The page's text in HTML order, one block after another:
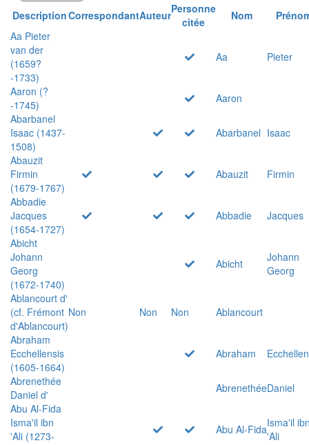
DescriptionCorrespondantAuteurPersonne
citée
Nom
Aa Pieter
van der
(1659?
-1733)
Aa Pieter
Aaron (?
-1745)
Aaron
Abarbanel
Isaac (1437-
1508)
Abarbanel Isaac
Abauzit
Firmin
(1679-1767)
Abauzit
Firmin
Abbadie
Jacques
(1654-1727)
Abbadie
Jacques
Abicht
Johann
Georg
(1672-1740)
Abicht
Johann
Georg
Ablancourt d'
(cf. Frémont
d'Ablancourt)
Non Non Non
Ablancourt
Abraham
Ecchellensis
(1605-1664)
Abraham
Abrenethée
Daniel d'
AbrenethéeDaniel
Abu Al-Fida
Isma'il ibn
'Ali (1273-
Abu Al-FidaIsma'il
'Ali